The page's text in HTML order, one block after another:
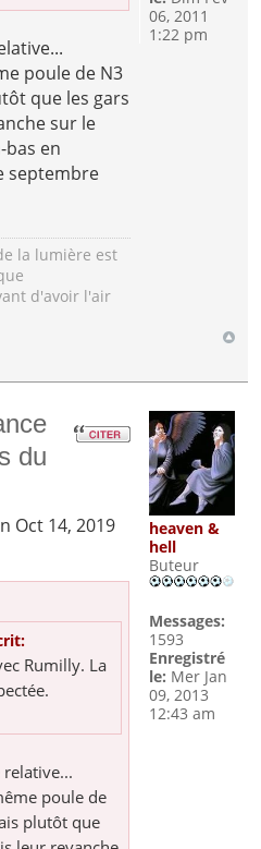
poule de N3
que les gars
sur le
bas en
septembre
la lumière est
d'avoir l'air
06, 2011
1:22 pm
du
Oct 14, 2019
Rumilly. La
poule de
plutôt que
heaven &
hell
Buteur
Messages:
1593
Enregistré
le: Mer Jan
09, 2013
12:43 am